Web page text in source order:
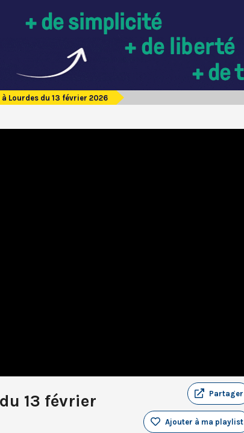
à Lourdes du 13 février 2026
13 février
Partager
Ajouter à ma playlist